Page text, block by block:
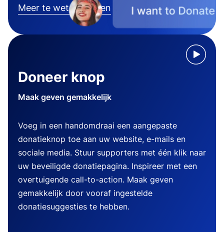
Meer te weten komen
Doneer knop
Maak geven gemakkelijk
Voeg in een handomdraai een aangepaste
donatieknop toe aan uw website, e-mails en
sociale media. Stuur supporters met één klik naar
uw beveiligde donatiepagina. Inspireer met een
overtuigende call-to-action. Maak geven
gemakkelijk door vooraf ingestelde
donatiesuggesties te hebben.